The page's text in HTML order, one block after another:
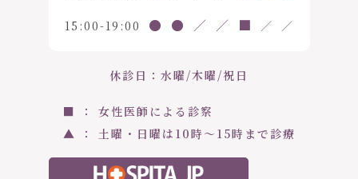
15:00-19:00 ● ● ／ ／ ■ ／ ／
休診日：水曜/木曜/祝日
■ ： 女性医師による診察
▲ ： 土曜・日曜は10時〜15時まで診療